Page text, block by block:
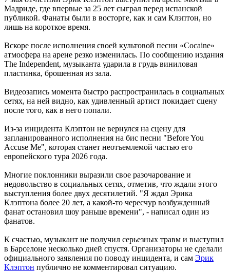
Мадриде, где впервые за 25 лет сыграл перед испанской
публикой. Фанаты были в восторге, как и сам Клэптон, но
лишь на короткое время.
Вскоре после исполнения своей культовой песни «Cocaine»
атмосфера на арене резко изменилась. По сообщению издания
The Independent, музыканта ударила в грудь виниловая
пластинка, брошенная из зала.
Видеозапись момента быстро распространилась в социальных
сетях, на ней видно, как удивленный артист покидает сцену
после того, как в него попали.
Из-за инцидента Клэптон не вернулся на сцену для
запланированного исполнения на бис песни "Before You
Accuse Me", которая станет неотъемлемой частью его
европейского тура 2026 года.
Многие поклонники выразили свое разочарование и
недовольство в социальных сетях, отметив, что ждали этого
выступления более двух десятилетий. "Я ждал Эрика
Клэптона более 20 лет, а какой-то чересчур возбужденный
фанат остановил шоу раньше времени", - написал один из
фанатов.
К счастью, музыкант не получил серьезных травм и выступил
в Барселоне несколько дней спустя. Организаторы не сделали
официального заявления по поводу инцидента, и сам Эрик
Клэптон публично не комментировал ситуацию.